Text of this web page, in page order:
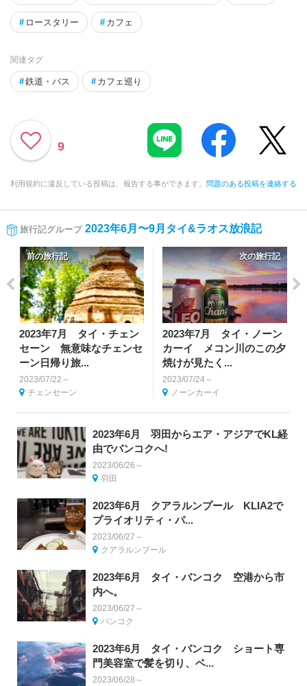
# ロースタリー # カフェ
関連タグ
#鉄道・バス # カフェ巡り
9
利用規約に違反している投稿は、報告する事ができます。 問題のある投稿を連絡する
旅行記グループ 2023年6月〜9月タイ&ラオス放浪記
前の旅行記
2023年7月 タイ・チェン
セーン 無意味なチェンセ
ーン日帰り旅...
2023/07/22～
チェンセーン
次の旅行記
2023年7月 タイ・ノーン
カーイ メコン川のこの夕
焼けが見たく...
2023/07/24～
ノーンカーイ
2023年6月 羽田からエア・アジアでKL経
由でバンコクへ!
2023/06/26～
羽田
2023年6月 クアラルンプール KLIA2で
プライオリティ・パ...
2023/06/27～
クアラルンプール
2023年6月 タイ・バンコク 空港から市
内へ。
2023/06/27～
バンコク
2023年6月 タイ・バンコク ショート専
門美容室で髪を切り、ベ...
2023/06/28～